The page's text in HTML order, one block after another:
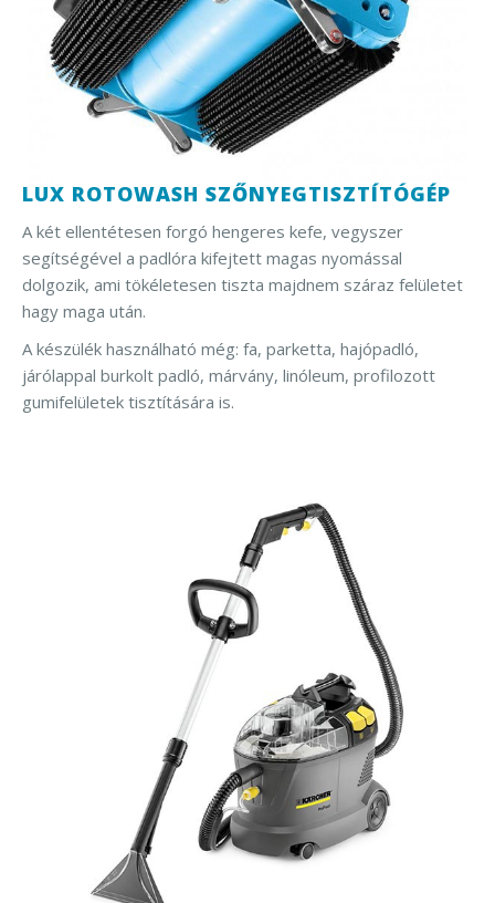
LUX ROTOWASH SZŐNYEGTISZTÍTÓGÉP
A két ellentétesen forgó hengeres kefe, vegyszer
segítségével a padlóra kifejtett magas nyomással
dolgozik, ami tökéletesen tiszta majdnem száraz felületet
hagy maga után.
A készülék használható még: fa, parketta, hajópadló,
járólappal burkolt padló, márvány, linóleum, profilozott
gumifelületek tisztítására is.